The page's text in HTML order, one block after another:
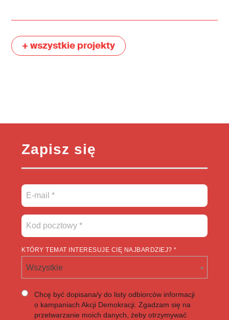
+ wszystkie projekty
Zapisz się
KTÓRY TEMAT INTERESUJE CIĘ NAJBARDZIEJ? *
Wszystkie
Chcę być dopisana/y do listy odbiorców informacji
o kampaniach Akcji Demokracji. Zgadzam się na
przetwarzanie moich danych, żeby otrzymywać